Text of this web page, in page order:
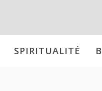
SPIRITUALITÉ